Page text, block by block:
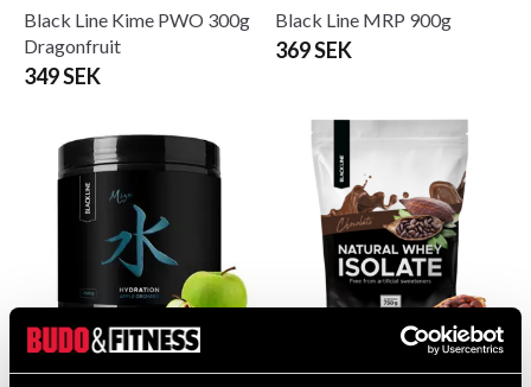
Black Line Kime PWO 300g
Dragonfruit
349 SEK
Black Line MRP 900g
369 SEK